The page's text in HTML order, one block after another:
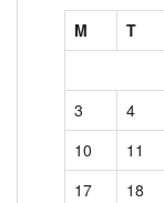
M
T
3
4
10
11
17
18